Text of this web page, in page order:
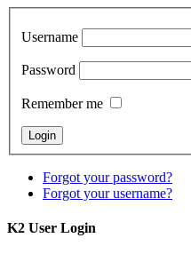
Username
Password
Remember me
Forgot your password?
Forgot your username?
K2 User Login